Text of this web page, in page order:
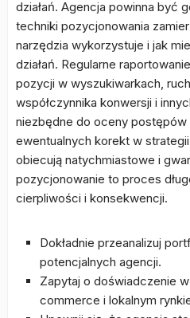
działań. Agencja powinna być
techniki pozycjonowania
narzędzia wykorzystuje i jak
działań. Regularne
pozycji w wyszukiwarkach,
współczynnika konwersji i
niezbędne do oceny postępów
ewentualnych korekt w
obiecują natychmiastowe i
pozycjonowanie to proces
cierpliwości i konsekwencji.
Dokładnie przeanalizuj
potencjalnych agencji.
Zapytaj o doświadczenie
commerce i lokalnym